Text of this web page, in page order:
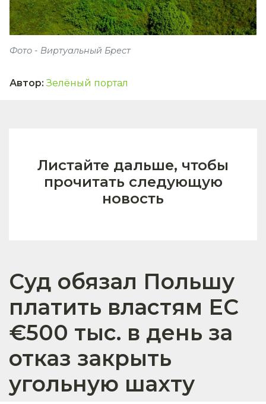
Фото - Виртуальный Брест
Автор: Зелёный портал
Листайте дальше, чтобы
прочитать следующую
новость
Суд обязал Польшу
платить властям ЕС
€500 тыс. в день за
отказ закрыть
угольную шахту